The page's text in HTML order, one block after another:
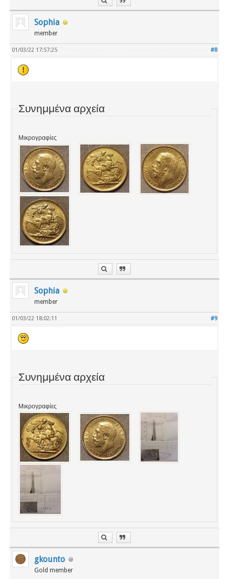
Sophia
member
#8
01/03/22 17:57:25
Συνημμένα αρχεία
Μικρογραφίες
Sophia
member
#9
01/03/22 18:02:11
Συνημμένα αρχεία
Μικρογραφίες
gkounto
Gold member